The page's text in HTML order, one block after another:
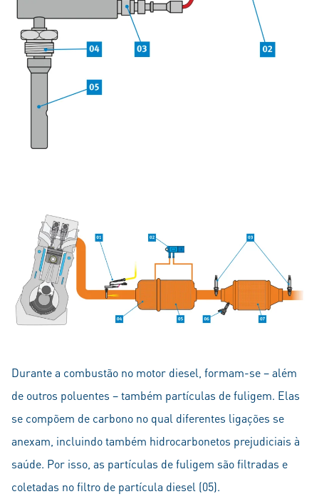
Durante a combustão no motor diesel, formam-se – além
de outros poluentes – também partículas de fuligem. Elas
se compõem de carbono no qual diferentes ligações se
anexam, incluindo também hidrocarbonetos prejudiciais à
saúde. Por isso, as partículas de fuligem são filtradas e
coletadas no filtro de partícula diesel (05).